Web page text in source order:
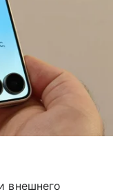
внешнего